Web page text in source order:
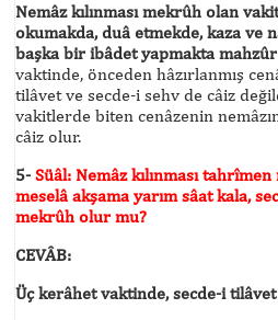
Nemâz kılınması mekrûh olan
okumakda, duâ etmekde, kaza ve
başka bir ibâdet yapmakta
vaktinde, önceden hâzırlanmış
tilâvet ve secde-i sehv de câiz
vakitlerde biten cenâzenin
câiz olur.
5- Süâl: Nemâz kılınması
meselâ akşama yarım sâat kala,
mekrûh olur mu?
CEVÂB:
Üç kerâhet vaktinde, secde-i